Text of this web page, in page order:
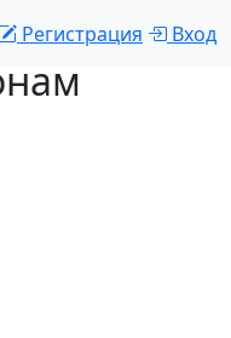
Регистрация
Вход